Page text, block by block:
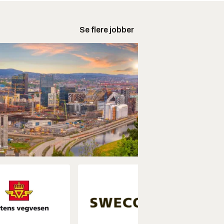
Se flere jobber